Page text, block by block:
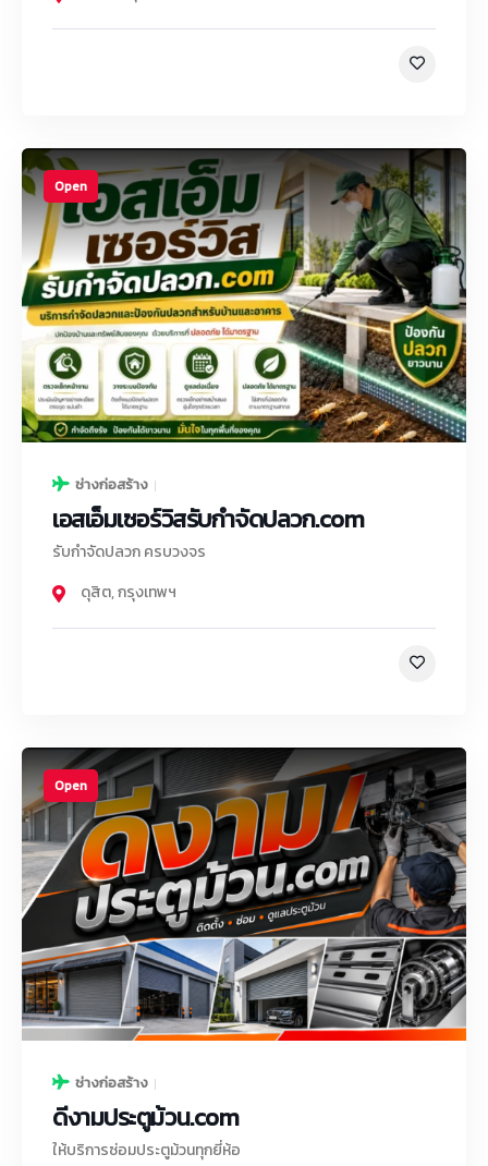
Open
ช่างก่อสร้าง
เอสเอ็มเซอร์วิสรับกําจัดปลวก.com
รับกำจัดปลวก ครบวงจร
ดุสิต,กรุงเทพฯ
Open
ช่างก่อสร้าง
ดีงามประตูม้วน.com
ให้บริการซ่อมประตูม้วนทุกยี่ห้อ